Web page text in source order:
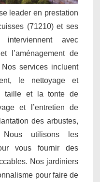
leader en prestation
(71210) et ses
avec
l’aménagement de
services incluent
le nettoyage et
taille et la tonte de
et l’entretien de
des arbustes,
utilisons les
vous fournir des
Nos jardiniers
pour faire de